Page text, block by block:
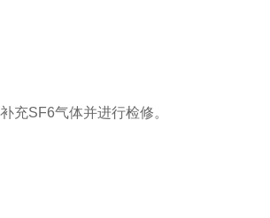
SF6气体并进行检修。